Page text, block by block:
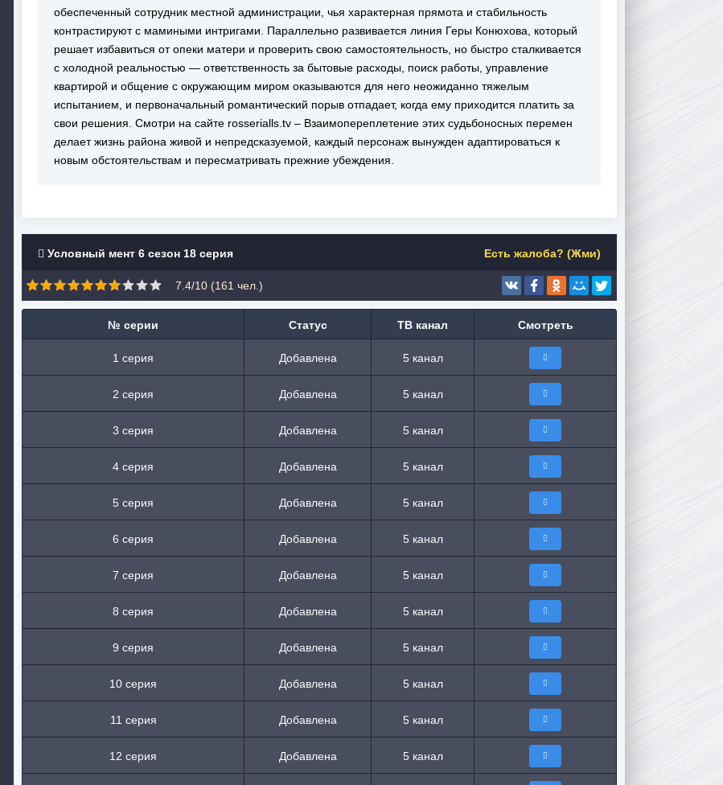
обеспеченный сотрудник местной администрации, чья характерная прямота и стабильность
контрастируют с мамиными интригами. Параллельно развивается линия Геры Конюхова, который
решает избавиться от опеки матери и проверить свою самостоятельность, но быстро сталкивается
с холодной реальностью — ответственность за бытовые расходы, поиск работы, управление
квартирой и общение с окружающим миром оказываются для него неожиданно тяжелым
испытанием, и первоначальный романтический порыв отпадает, когда ему приходится платить за
свои решения. Смотри на сайте rosserialls.tv – Взаимопереплетение этих судьбоносных перемен
делает жизнь района живой и непредсказуемой, каждый персонаж вынужден адаптироваться к
новым обстоятельствам и пересматривать прежние убеждения.
Условный мент 6 сезон 18 серия Есть жалоба? (Жми)
7.4/10 (161 чел.)
№ серии Статус ТВ канал Смотреть
1 серия Добавлена 5 канал
2 серия Добавлена 5 канал
3 серия Добавлена 5 канал
4 серия Добавлена 5 канал
5 серия Добавлена 5 канал
6 серия Добавлена 5 канал
7 серия Добавлена 5 канал
8 серия Добавлена 5 канал
9 серия Добавлена 5 канал
10 серия Добавлена 5 канал
11 серия Добавлена 5 канал
12 серия Добавлена 5 канал